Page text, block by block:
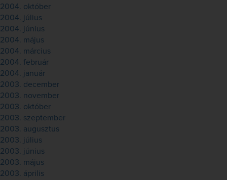
2004. október
2004. július
2004. június
2004. május
2004. március
2004. február
2004. január
2003. december
2003. november
2003. október
2003. szeptember
2003. augusztus
2003. július
2003. június
2003. május
2003. április